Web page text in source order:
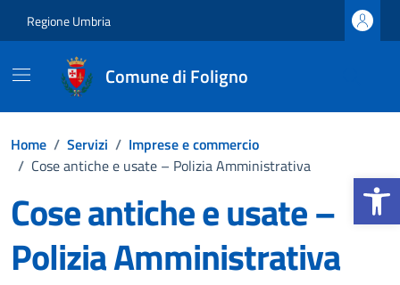
Apri la
Regione Umbria
Comune di Foligno
Home / Servizi / Imprese e commercio
/ Cose antiche e usate – Polizia Amministrativa
Cose antiche e usate –
Polizia Amministrativa